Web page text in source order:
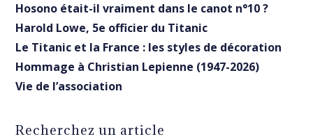
Hosono était-il vraiment dans le canot n°10 ?
Harold Lowe, 5e officier du Titanic
Le Titanic et la France : les styles de décoration
Hommage à Christian Lepienne (1947-2026)
Vie de l’association
Recherchez un article